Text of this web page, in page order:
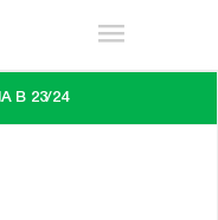
B 23/24